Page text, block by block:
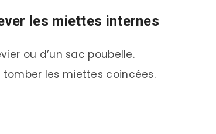
les miettes internes
ou d’un sac poubelle.
les miettes coincées.